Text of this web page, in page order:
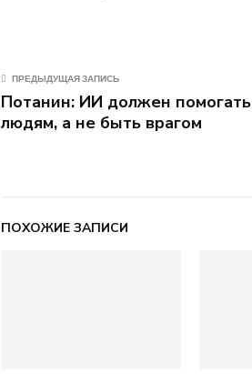
ПРЕДЫДУЩАЯ ЗАПИСЬ
Потанин: ИИ должен помогать
людям, а не быть врагом
ПОХОЖИЕ ЗАПИСИ